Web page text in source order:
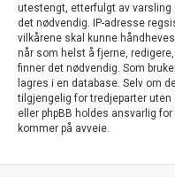
utestengt, etterfulgt av
det nødvendig. IP-adresse
vilkårene skal kunne
når som helst å fjerne,
finner det nødvendig. Som
lagres i en database. Selv om
tilgjengelig for tredjeparter uten
eller phpBB holdes ansvarlig
kommer på avveie.